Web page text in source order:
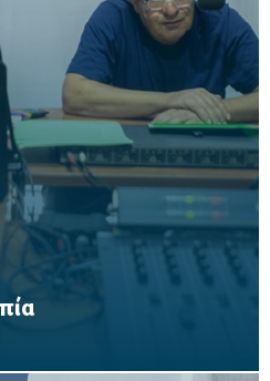
26.06.2024 με τον Νίκο Κυφωνίδη